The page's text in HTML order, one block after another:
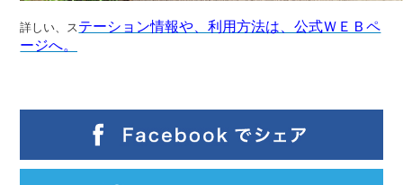
詳しい、ステーション情報や、利用方法は、公式ＷＥＢペ
ージへ。